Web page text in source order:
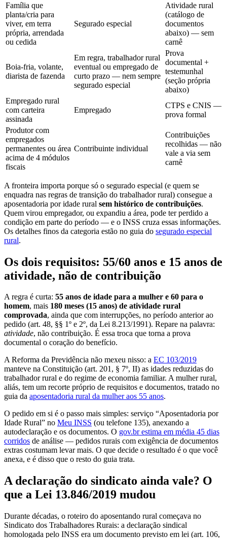
Família que
planta/cria para
viver, em terra
própria, arrendada
ou cedida
Segurado especial
Atividade rural
(catálogo de
documentos
abaixo) — sem
carnê
Boia-fria, volante,
diarista de fazenda
Em regra, trabalhador rural
eventual ou empregado de
curto prazo — nem sempre
segurado especial
Prova
documental +
testemunhal
(seção própria
abaixo)
Empregado rural
com carteira
assinada
Empregado
CTPS e CNIS —
prova formal
Produtor com
empregados
permanentes ou área
acima de 4 módulos
fiscais
Contribuinte individual
Contribuições
recolhidas — não
vale a via sem
carnê
A fronteira importa porque só o segurado especial (e quem se
enquadra nas regras de transição do trabalhador rural) consegue a
aposentadoria por idade rural sem histórico de contribuições.
Quem virou empregador, ou expandiu a área, pode ter perdido a
condição em parte do período — e o INSS cruza essas informações.
Os detalhes finos da categoria estão no guia do segurado especial
rural.
Os dois requisitos: 55/60 anos e 15 anos de
atividade, não de contribuição
A regra é curta: 55 anos de idade para a mulher e 60 para o
homem, mais 180 meses (15 anos) de atividade rural
comprovada, ainda que com interrupções, no período anterior ao
pedido (art. 48, §§ 1º e 2º, da Lei 8.213/1991). Repare na palavra:
atividade, não contribuição. É essa troca que torna a prova
documental o coração do benefício.
A Reforma da Previdência não mexeu nisso: a EC 103/2019
manteve na Constituição (art. 201, § 7º, II) as idades reduzidas do
trabalhador rural e do regime de economia familiar. A mulher rural,
aliás, tem um recorte próprio de requisitos e documentos, tratado no
guia da aposentadoria rural da mulher aos 55 anos.
O pedido em si é o passo mais simples: serviço “Aposentadoria por
Idade Rural” no Meu INSS (ou telefone 135), anexando a
autodeclaração e os documentos. O gov.br estima em média 45 dias
corridos de análise — pedidos rurais com exigência de documentos
extras costumam levar mais. O que decide o resultado é o que você
anexa, e é disso que o resto do guia trata.
A declaração do sindicato ainda vale? O
que a Lei 13.846/2019 mudou
Durante décadas, o roteiro do aposentando rural começava no
Sindicato dos Trabalhadores Rurais: a declaração sindical
homologada pelo INSS era um documento previsto em lei (art. 106,